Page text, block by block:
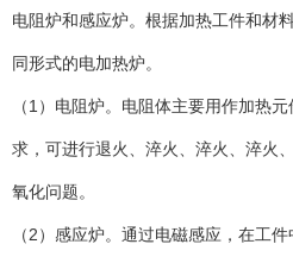
电阻炉和感应炉。根据加热工件和材
同形式的电加热炉。
（1）电阻炉。电阻体主要用作加热
求，可进行退火、淬火、淬火、淬火
氧化问题。
（2）感应炉。通过电磁感应，在工